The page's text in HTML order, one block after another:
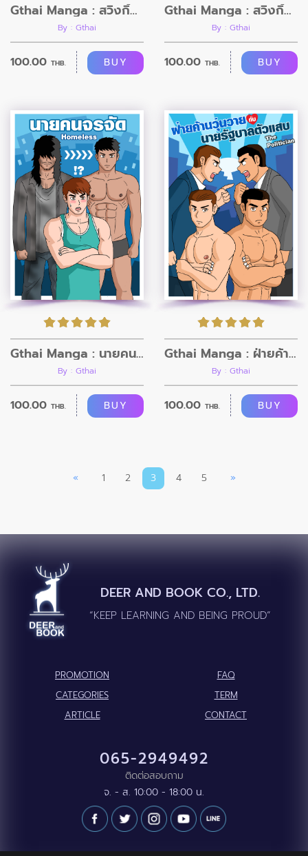
Gthai Manga : สวิงกิ้ง ตอนที่ 2
By : Gthai
100.00 THB. BUY
Gthai Manga : สวิงกิ้ง ตอนที่ 1
By : Gthai
100.00 THB. BUY
Gthai Manga : นายคนจรจัด
By : Gthai
100.00 THB. BUY
Gthai Manga : ฝ่ายค้านวุ่นวายกับนายรัฐบาลตัวแสบ
By : Gthai
100.00 THB. BUY
« 1 2 3 4 5 »
DEER AND BOOK CO., LTD.
“KEEP LEARNING AND BEING PROUD”
PROMOTION
FAQ
CATEGORIES
TERM
ARTICLE
CONTACT
065-2949492
ติดต่อสอบถาม
จ. - ส. 10:00 - 18:00 น.